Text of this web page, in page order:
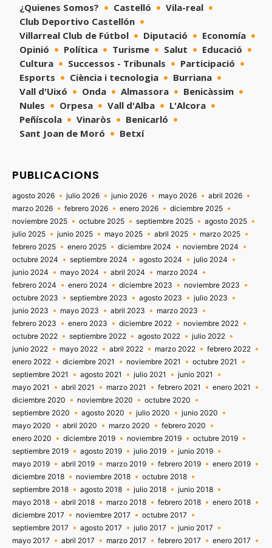
¿Quienes Somos? Castelló
Vila-real
Club Deportivo Castellón
Villarreal Club de Fútbol
Diputació
Economía
Opinió
Política Turisme Salut
Educació
Cultura
Successos - Tribunals
Participació
Esports
Ciència i tecnologia
Burriana
Vall d'Uixó
Onda Almassora
Benicàssim
Nules
Orpesa Vall d'Alba
L'Alcora
Peñíscola
Vinaròs
Benicarló
Sant Joan de Moró
Betxí
PUBLICACIONS
agosto 2026 julio 2026 junio 2026 mayo 2026
abril 2026
marzo 2026
febrero 2026 enero 2026
diciembre 2025
noviembre 2025
octubre 2025 septiembre 2025
agosto 2025
julio 2025
junio 2025 mayo 2025 abril 2025
marzo 2025
febrero 2025
enero 2025 diciembre 2024
noviembre 2024
octubre 2024
septiembre 2024 agosto 2024
julio 2024
junio 2024
mayo 2024 abril 2024
marzo 2024
febrero 2024
enero 2024 diciembre 2023
noviembre 2023
octubre 2023
septiembre 2023 agosto 2023
julio 2023
junio 2023
mayo 2023 abril 2023
marzo 2023
febrero 2023
enero 2023 diciembre 2022
noviembre 2022
octubre 2022
septiembre 2022 agosto 2022
julio 2022
junio 2022
mayo 2022 abril 2022 marzo 2022
febrero 2022
enero 2022
diciembre 2021 noviembre 2021
octubre 2021
septiembre 2021
agosto 2021 julio 2021
junio 2021
mayo 2021
abril 2021 marzo 2021 febrero 2021
enero 2021
diciembre 2020
noviembre 2020
octubre 2020
septiembre 2020
agosto 2020 julio 2020
junio 2020
mayo 2020
abril 2020 marzo 2020
febrero 2020
enero 2020
diciembre 2019 noviembre 2019
octubre 2019
septiembre 2019
agosto 2019 julio 2019
junio 2019
mayo 2019
abril 2019 marzo 2019 febrero 2019
enero 2019
diciembre 2018
noviembre 2018
octubre 2018
septiembre 2018
agosto 2018 julio 2018
junio 2018
mayo 2018
abril 2018 marzo 2018 febrero 2018
enero 2018
diciembre 2017
noviembre 2017
octubre 2017
septiembre 2017
agosto 2017 julio 2017
junio 2017
mayo 2017
abril 2017 marzo 2017 febrero 2017 enero 2017